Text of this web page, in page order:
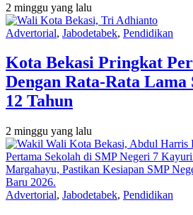
2 minggu yang lalu
Advertorial, Jabodetabek, Pendidikan
Kota Bekasi Pringkat
Dengan Rata-Rata Lama
12 Tahun
2 minggu yang lalu
Advertorial, Jabodetabek, Pendidikan